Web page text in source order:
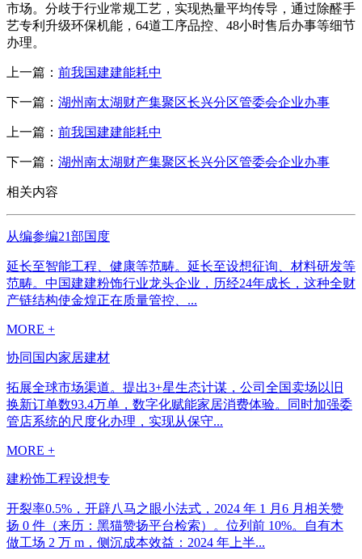
市场。分歧于行业常规工艺，实现热量平均传导，通过除醛手
艺专利升级环保机能，64道工序品控、48小时售后办事等细节
办理。
上一篇： 前我国建建能耗中
下一篇： 湖州南太湖财产集聚区长兴分区管委会企业办事
上一篇： 前我国建建能耗中
下一篇： 湖州南太湖财产集聚区长兴分区管委会企业办事
相关内容
从编参编21部国度
延长至智能工程、健康等范畴。延长至设想征询、材料研发等
范畴。中国建建粉饰行业龙头企业，历经24年成长，这种全财
产链结构使金煌正在质量管控、...
MORE +
协同国内家居建材
拓展全球市场渠道。提出3+星生态计谋，公司全国卖场以旧
换新订单数93.4万单，数字化赋能家居消费体验。同时加强委
管店系统的尺度化办理，实现从保守...
MORE +
建粉饰工程设想专
开裂率0.5%，开辟八马之眼小法式，2024 年 1 月6 月相关赞
扬 0 件（来历：黑猫赞扬平台检索）。位列前 10%。自有木
做工场 2 万 m，侧沉成本效益：2024 年上半...